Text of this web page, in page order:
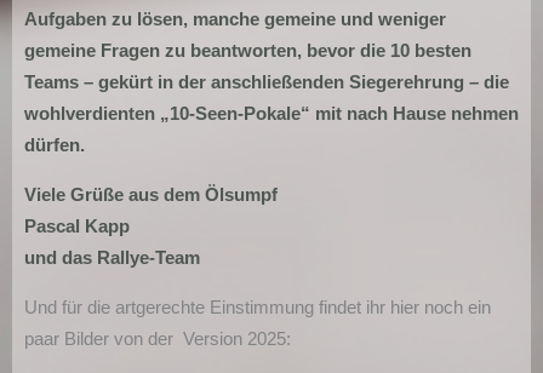
Aufgaben zu lösen, manche gemeine und weniger
gemeine Fragen zu beantworten, bevor die 10 besten
Teams – gekürt in der anschließenden Siegerehrung – die
wohlverdienten „10-Seen-Pokale“ mit nach Hause nehmen
dürfen.
Viele Grüße aus dem Ölsumpf
Pascal Kapp
und das Rallye-Team
Und für die artgerechte Einstimmung findet ihr hier noch ein
paar Bilder von der Version 2025: